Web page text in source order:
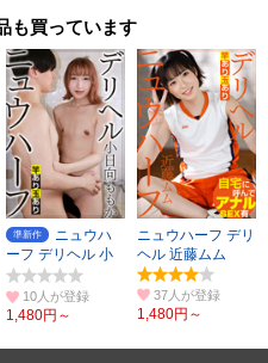
も買っています
準新作
ニュウハ
ーフ デリヘル 小
日向ももか
10人
1,480円～
ニュウハーフ デリ
ヘル 近藤ムム
37人
1,480円～